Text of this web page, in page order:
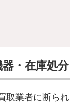
・在庫処
取業者に断ら